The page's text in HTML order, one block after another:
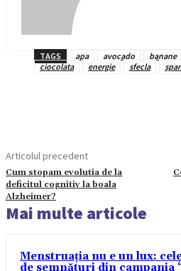
TAGS apa avocado banane
ciocolata
energie sfecla
Articolul precedent
Cum stopam evolutia de la
deficitul cognitiv la boala
Alzheimer?
Mai multe articole
Menstruația nu e un lux:
de semnături din campania